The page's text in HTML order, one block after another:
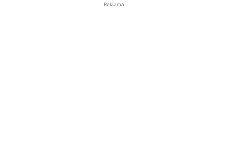
Reklama